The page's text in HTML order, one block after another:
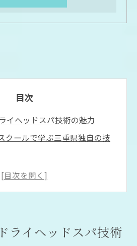
目次
イヘッドスパ技術の魅力
クールで学ぶ三重県独自の技
スパが三重県で注目される理
要性とヘッドスパスクールの
ライヘッドスパ技術